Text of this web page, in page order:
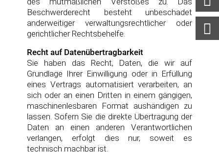
Beschwerderecht besteht unbeschadet
anderweitiger verwaltungsrechtlicher oder
gerichtlicher Rechtsbehelfe.
Recht auf Datenübertragbarkeit
Sie haben das Recht, Daten, die wir auf
Grundlage Ihrer Einwilligung oder in Erfüllung
eines Vertrags automatisiert verarbeiten, an
sich oder an einen Dritten in einem gängigen,
maschinenlesbaren Format aushändigen zu
lassen. Sofern Sie die direkte Übertragung der
Daten an einen anderen Verantwortlichen
verlangen, erfolgt dies nur, soweit es
technisch machbar ist.